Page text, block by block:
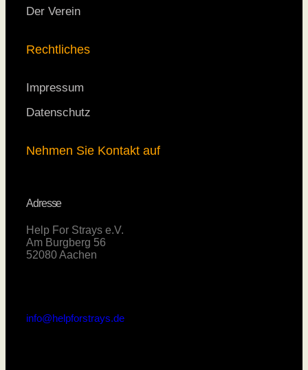
Der Verein
Rechtliches
Impressum
Datenschutz
Nehmen Sie Kontakt auf
Adresse
Help For Strays e.V.
Am Burgberg 56
52080 Aachen
info@helpforstrays.de